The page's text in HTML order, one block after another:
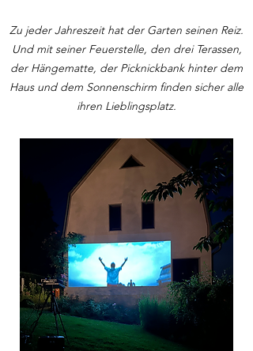
Zu jeder Jahreszeit hat der Garten seinen Reiz.
Und mit seiner Feuerstelle, den drei Terassen,
der Hängematte, der Picknickbank hinter dem
Haus und dem Sonnenschirm finden sicher alle
ihren Lieblingsplatz.